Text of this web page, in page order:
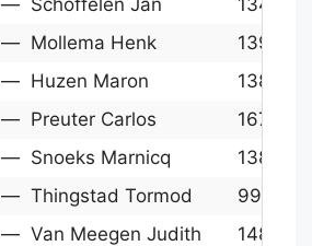
— Schoffelen Jan 1345
— Mollema Henk 1397
— Huzen Maron 1387
— Preuter Carlos 1676
— Snoeks Marnicq 1387
— Thingstad Tormod 997
— Van Meegen Judith 1484